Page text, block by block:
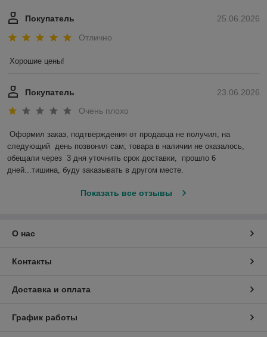
25.06.2026
Покупатель
Отлично
Хорошие цены!
23.06.2026
Покупатель
Очень плохо
Оформил заказ, подтверждения от продавца не получил, на
следующий  день позвонил сам, товара в наличии не оказалось,
обещали через  3 дня уточнить срок доставки,  прошло 6
дней...тишина, буду заказывать в другом месте.
Показать все отзывы
О нас
Контакты
Доставка и оплата
График работы